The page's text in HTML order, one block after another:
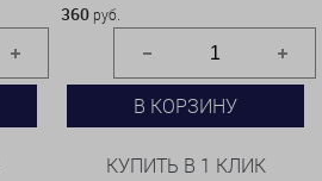
360 руб.
В КОРЗИНУ
КУПИТЬ В 1 КЛИК